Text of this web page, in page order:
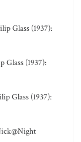
Glass (1937):
Glass (1937):
Glass (1937):